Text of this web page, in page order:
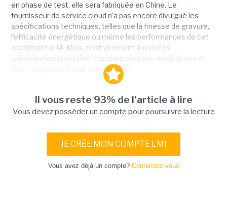
en phase de test, elle sera fabriquée en Chine. Le
fournisseur de service cloud n'a pas encore divulgué les
spécifications techniques, telles que la finesse de gravure,
l'efficacité énergétique ou même les performances de cet
accélérateur IA. Mais, contrairement aux puces
précédentes qui étaient conçues pour des applications et
des charges de travail spécifiques,...
Il vous reste 93% de l'article à lire
Vous devez posséder un compte pour poursuivre la lecture
JE CRÉE MON COMPTE LMI
Vous avez déjà un compte? Connectez-vous